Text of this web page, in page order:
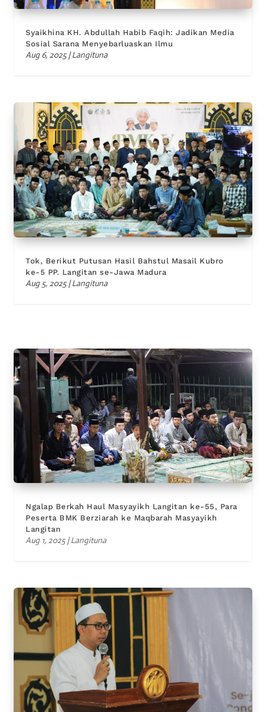
Syaikhina KH. Abdullah Habib Faqih: Jadikan Media
Sosial Sarana Menyebarluaskan Ilmu
Aug 6, 2025|Langituna
Tok, Berikut Putusan Hasil Bahstul Masail Kubro
ke-5 PP. Langitan se-Jawa Madura
Aug 5, 2025|Langituna
Ngalap Berkah Haul Masyayikh Langitan ke-55, Para
Peserta BMK Berziarah ke Maqbarah Masyayikh
Langitan
Aug 1, 2025|Langituna